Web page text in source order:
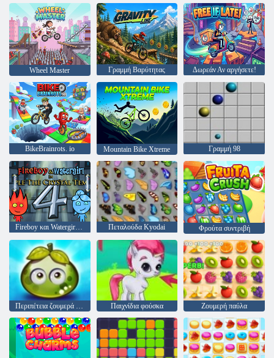
Wheel Master Γραμμή Βαρύτητας Δωρεάν Αν αργήσετε!
BikeBrainrots. io Mountain Bike Xtreme Γραμμή 98
Fireboy και Watergirl 4: Crystal Temple Πεταλούδα Kyodai Φρούτα συντριβή
Περιπέτεια ζουμερά μούρα Παιχνίδια φούσκα Ζουμερή παύλα